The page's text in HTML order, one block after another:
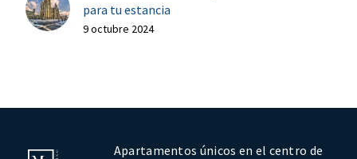
para tu estancia
9 octubre 2024
Apartamentos únicos en el centro de